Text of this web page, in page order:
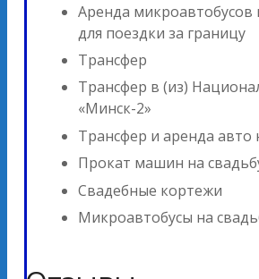
Аренда
для поездки за границу
Трансфер
Трансфер в (из)
«Минск-2»
Трансфер и аренда авто
Прокат машин на
Свадебные кортежи
Микроавтобусы на